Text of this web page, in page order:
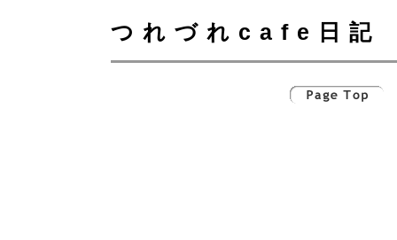
つれづれcafe日記